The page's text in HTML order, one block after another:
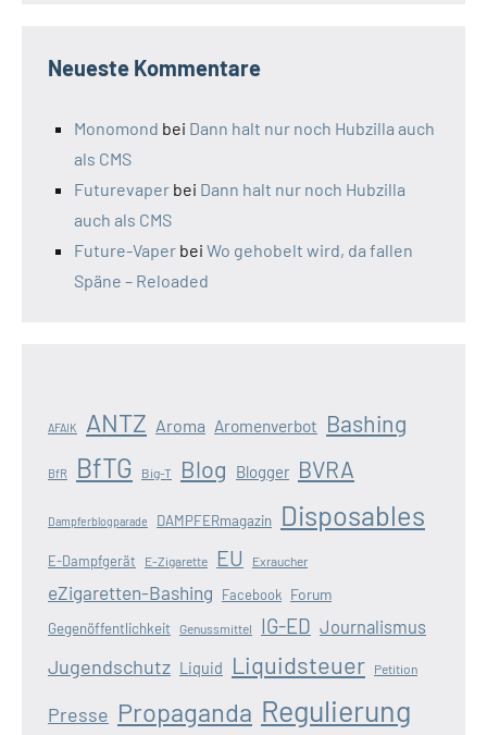
Neueste Kommentare
Monomond bei Dann halt nur noch Hubzilla auch
als CMS
Futurevaper bei Dann halt nur noch Hubzilla
auch als CMS
Future-Vaper bei Wo gehobelt wird, da fallen
Späne – Reloaded
AFAIK ANTZ Aroma Aromenverbot Bashing
BfR BfTG Big-T Blog Blogger BVRA
Dampferblogparade DAMPFERmagazin Disposables
E-Dampfgerät E-Zigarette EU Exraucher
eZigaretten-Bashing Facebook Forum
Gegenöffentlichkeit Genussmittel IG-ED Journalismus
Jugendschutz Liquid Liquidsteuer Petition
Presse Propaganda Regulierung